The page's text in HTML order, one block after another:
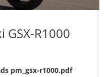
GSX-R1000
pm_gsx-r1000.pdf